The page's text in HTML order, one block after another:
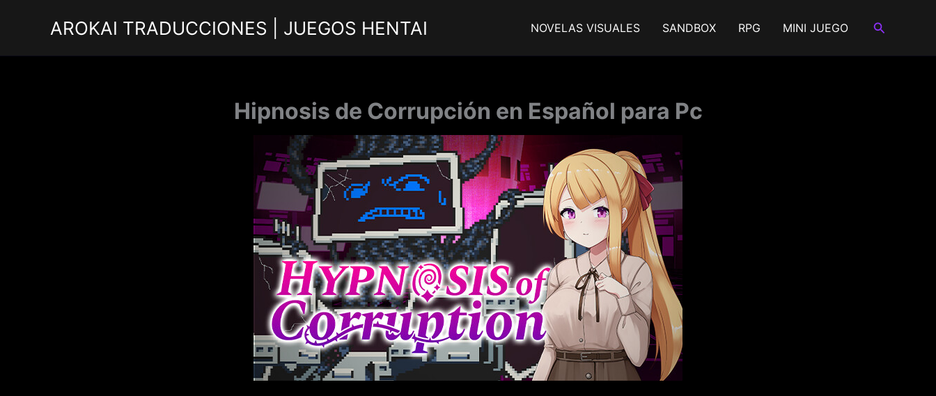
AROKAI TRADUCCIONES | JUEGOS HENTAI NOVELAS VISUALES SANDBOX RPG MINI JUEGO Buscar
Hipnosis de Corrupción en Español para Pc